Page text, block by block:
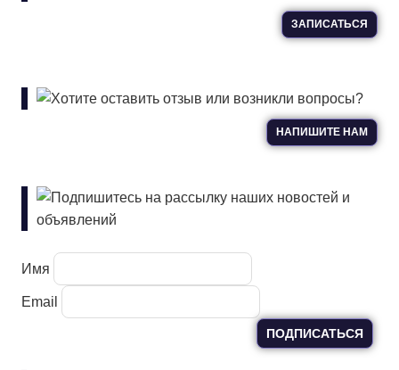
ЗАПИСАТЬСЯ
Хотите оставить отзыв или возникли вопросы?
НАПИШИТЕ НАМ
Подпишитесь на рассылку наших новостей и
объявлений
Имя
Email